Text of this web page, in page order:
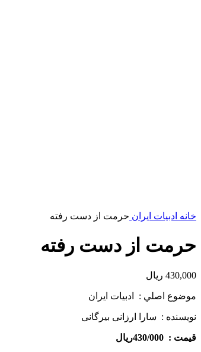
خانه ادبیات ایران حرمت از دست رفته
حرمت از دست رفته
430,000 ریال
موضوع اصلي : ادبیات ایران
نويسنده : سارا ارزانی بیرگانی
قيمت : 430/000ريال